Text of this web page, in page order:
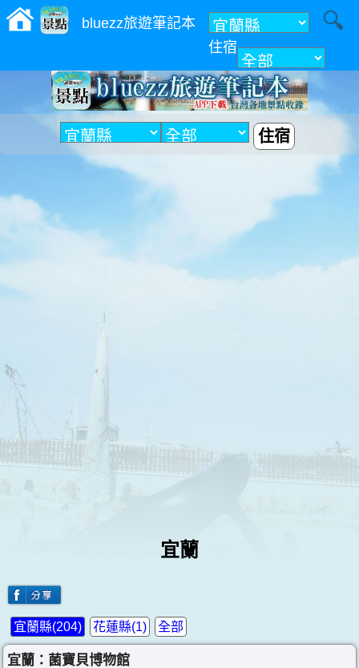
bluezz旅遊筆記本
住宿
附近
住宿
宜蘭
全部
宜蘭縣(204) 花蓮縣(1)
宜蘭：菌寶貝博物館